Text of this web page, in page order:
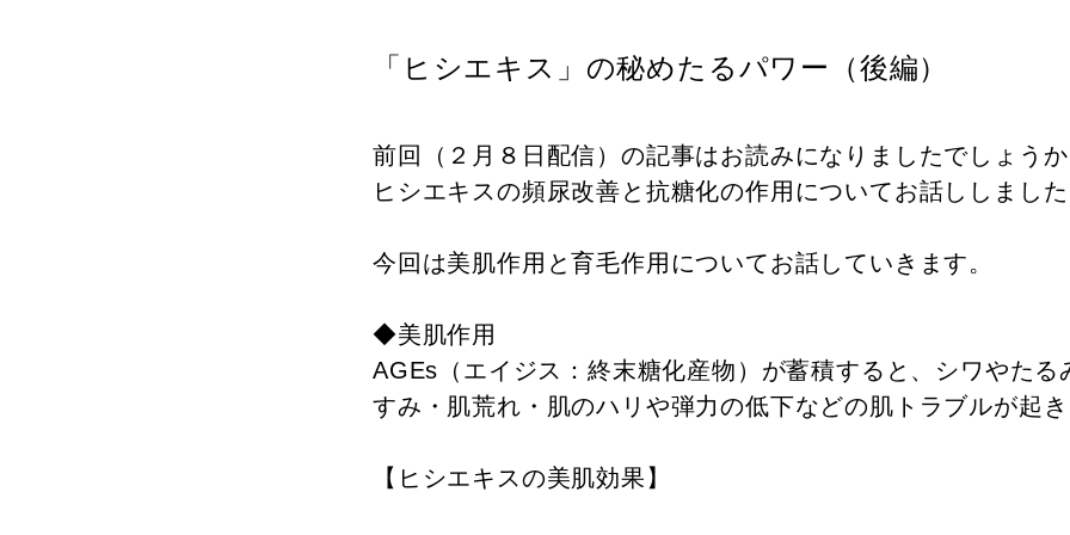
「ヒシエキス」の秘めたるパワー（後編）
前回（２月８日配信）の記事はお読みになりましたでしょうか
ヒシエキスの頻尿改善と抗糖化の作用についてお話ししました
今回は美肌作用と育毛作用についてお話していきます。
◆美肌作用
AGEs（エイジス：終末糖化産物）が蓄積すると、シワやたる
すみ・肌荒れ・肌のハリや弾力の低下などの肌トラブルが起き
【ヒシエキスの美肌効果】